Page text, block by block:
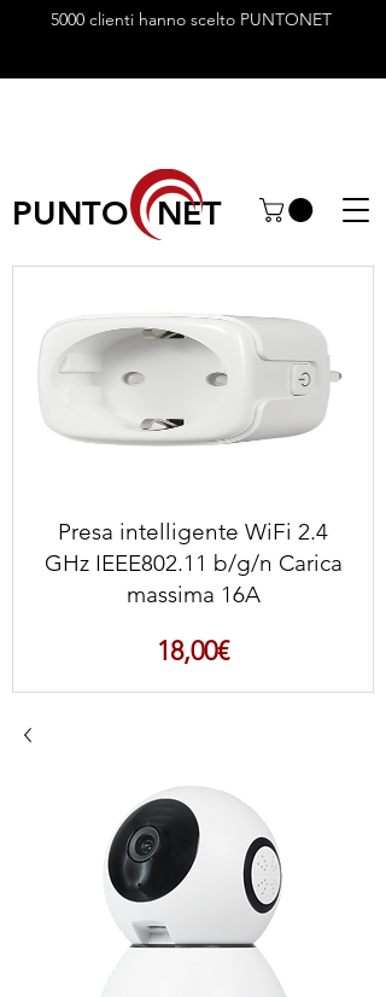
5000 clienti hanno scelto PUNTONET
PUNTO NET
Presa intelligente WiFi 2.4
GHz IEEE802.11 b/g/n Carica
massima 16A
18,00€Prezzo